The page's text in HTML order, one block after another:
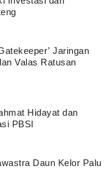
Jaringan
Valas Ratusan
Hidayat dan
PBSI
Daun Kelor Palu